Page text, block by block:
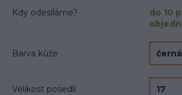
Kdy odesíláme?
do 10
Barva kůže
Velikost posedlí